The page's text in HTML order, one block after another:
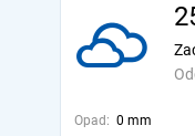
Opad: 0 mm